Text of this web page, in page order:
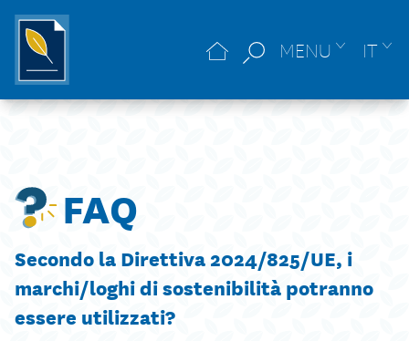
MENU IT
FAQ
Secondo la Direttiva 2024/825/UE, i
marchi/loghi di sostenibilità potranno
essere utilizzati?